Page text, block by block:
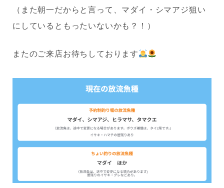
（また朝一だからと言って、マダイ・シマアジ狙い
にしているともったいないかも？！）
またのご来店お待ちしております